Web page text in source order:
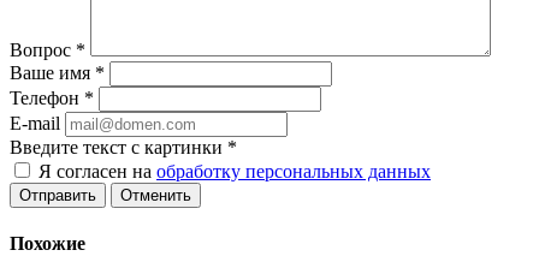
Вопрос *
Ваше имя *
Телефон *
E-mail
Введите текст с картинки *
Я согласен на обработку персональных данных
Отменить
Похожие